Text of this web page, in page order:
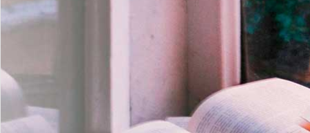
es
Com imersão Bilingue - Anos
Finais